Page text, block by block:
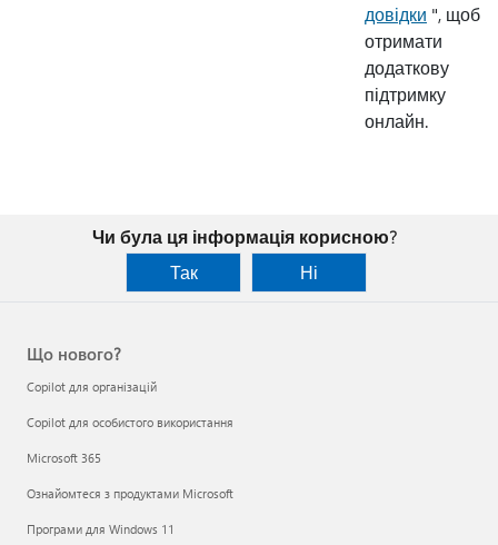
довідки ", щоб
отримати
додаткову
підтримку
онлайн.
Чи була ця інформація корисною?
Так
Ні
Що нового?
Copilot для організацій
Copilot для особистого використання
Microsoft 365
Ознайомтеся з продуктами Microsoft
Програми для Windows 11